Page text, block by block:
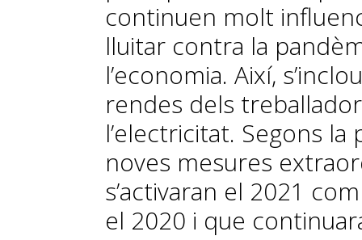
continuen molt
lluitar contra la
l’economia. Així,
rendes dels
l’electricitat. Segons
noves mesures
s’activaran el 2021
el 2020 i que